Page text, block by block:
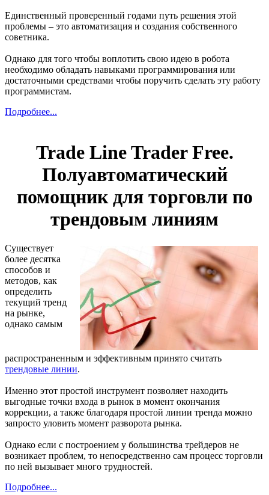
Единственный проверенный годами путь решения этой
проблемы – это автоматизация и создания собственного
советника.
Однако для того чтобы воплотить свою идею в робота
необходимо обладать навыками программирования или
достаточными средствами чтобы поручить сделать эту работу
программистам.
Подробнее...
Trade Line Trader Free.
Полуавтоматический
помощник для торговли по
трендовым линиям
Существует
более десятка
способов и
методов, как
определить
текущий тренд
на рынке,
однако самым
распространенным и эффективным принято считать
трендовые линии.
Именно этот простой инструмент позволяет находить
выгодные точки входа в рынок в момент окончания
коррекции, а также благодаря простой линии тренда можно
запросто уловить момент разворота рынка.
Однако если с построением у большинства трейдеров не
возникает проблем, то непосредственно сам процесс торговли
по ней вызывает много трудностей.
Подробнее...